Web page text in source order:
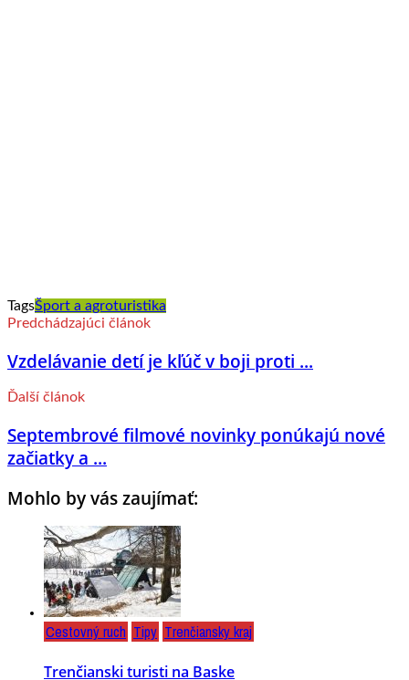
TagsŠport a agroturistika
Predchádzajúci článok
Vzdelávanie detí je kľúč v boji proti ...
Ďalší článok
Septembrové filmové novinky ponúkajú nové
začiatky a ...
Mohlo by vás zaujímať:
Cestovný ruch Tipy Trenčiansky kraj
Trenčianski turisti na Baske